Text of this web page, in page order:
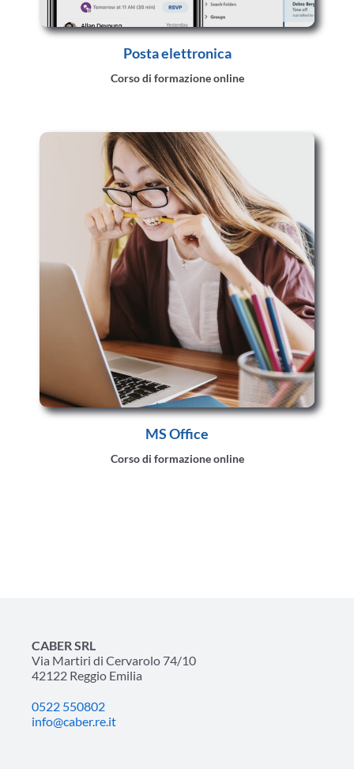
Posta elettronica
Corso di formazione online
MS Office
Corso di formazione online
CABER SRL
Via Martiri di Cervarolo 74/10
42122 Reggio Emilia
0522 550802
info@caber.re.it